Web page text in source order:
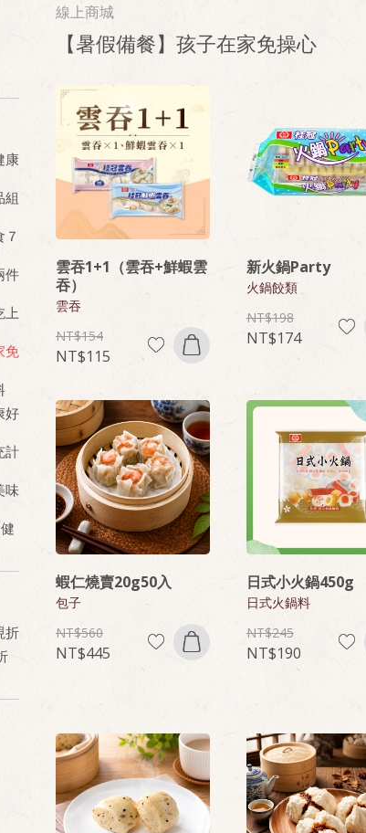
康
組
件
上
免
好
計
味
折
線上商城
【暑假備餐】孩子在家免操心
雲吞1+1（雲吞+鮮蝦雲
吞）
雲吞
154
115
新火鍋Party
火鍋餃類
198
174
蝦仁燒賣20g50入
包子
560
445
日式小火鍋450g
日式火鍋料
245
190